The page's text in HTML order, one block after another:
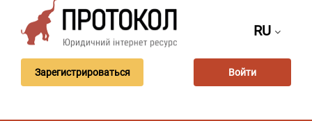
RU
Зарегистрироваться Войти